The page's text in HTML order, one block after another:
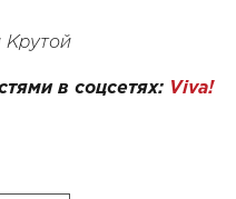
Крутой
в соцсетях: Viva!